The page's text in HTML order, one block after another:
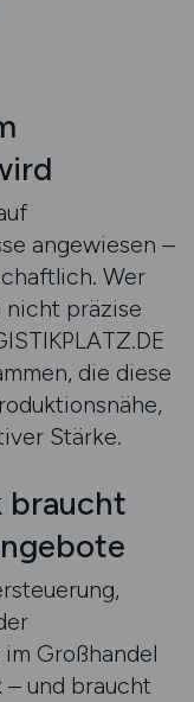
angewiesen –
Wer
nicht präzise
die diese
Stärke.
braucht
Großhandel
– und braucht